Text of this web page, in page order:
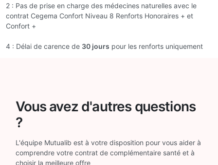
2 : Pas de prise en charge des médecines naturelles avec le
contrat Cegema Confort Niveau 8 Renforts Honoraires + et
Confort +
4 : Délai de carence de 30 jours pour les renforts uniquement
Vous avez d'autres questions
?
L'équipe Mutualib est à votre disposition pour vous aider à
comprendre votre contrat de complémentaire santé et à
choisir la meilleure offre